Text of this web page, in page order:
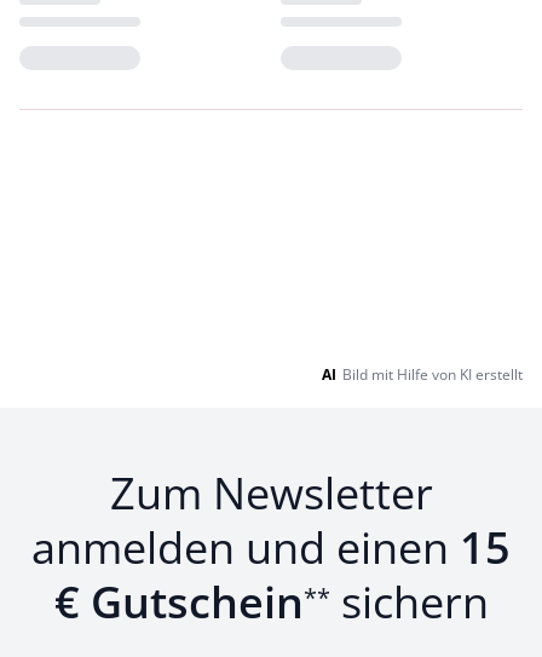
AI Bild mit Hilfe von KI erstellt
Zum Newsletter
anmelden und einen 15
€ Gutschein** sichern